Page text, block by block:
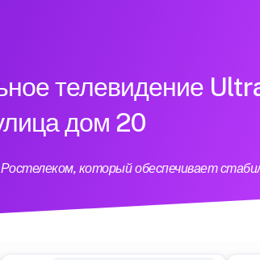
телевидение
дом 20
который обеспечивает